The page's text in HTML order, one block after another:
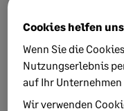
https://
der-
Alle Podcast
Cookies helfen
Wenn Sie die
Nutzungserlebnis
auf Ihr
Wir verwenden